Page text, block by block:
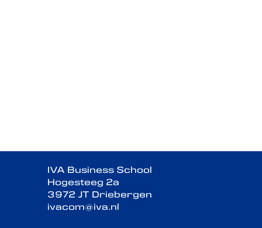
IVA Business School
Hogesteeg 2a
3972 JT Driebergen
ivacom@iva.nl